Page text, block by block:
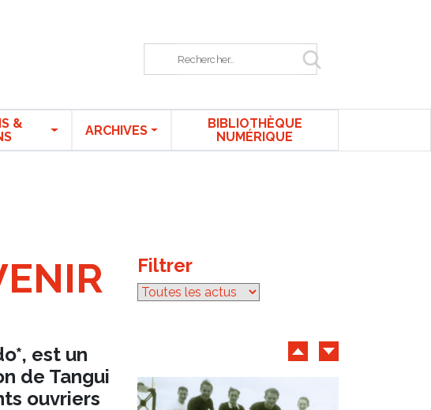
&
ARCHIVES
BIBLIOTHÈQUE
NUMÉRIQUE
est un
de Tangui
ouvriers
Filtrer
Archives d'articles